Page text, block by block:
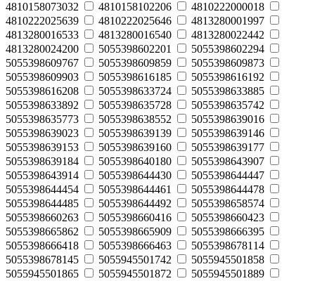
4810158073032
4810158102206
4810222000018
4810222025639
4810222025646
4813280001997
4813280016533
4813280016540
4813280022442
4813280024200
5055398602201
5055398602294
5055398609767
5055398609859
5055398609873
5055398609903
5055398616185
5055398616192
5055398616208
5055398633724
5055398633885
5055398633892
5055398635728
5055398635742
5055398635773
5055398638552
5055398639016
5055398639023
5055398639139
5055398639146
5055398639153
5055398639160
5055398639177
5055398639184
5055398640180
5055398643907
5055398643914
5055398644430
5055398644447
5055398644454
5055398644461
5055398644478
5055398644485
5055398644492
5055398658574
5055398660263
5055398660416
5055398660423
5055398665862
5055398665909
5055398666395
5055398666418
5055398666463
5055398678114
5055398678145
5055945501742
5055945501858
5055945501865
5055945501872
5055945501889